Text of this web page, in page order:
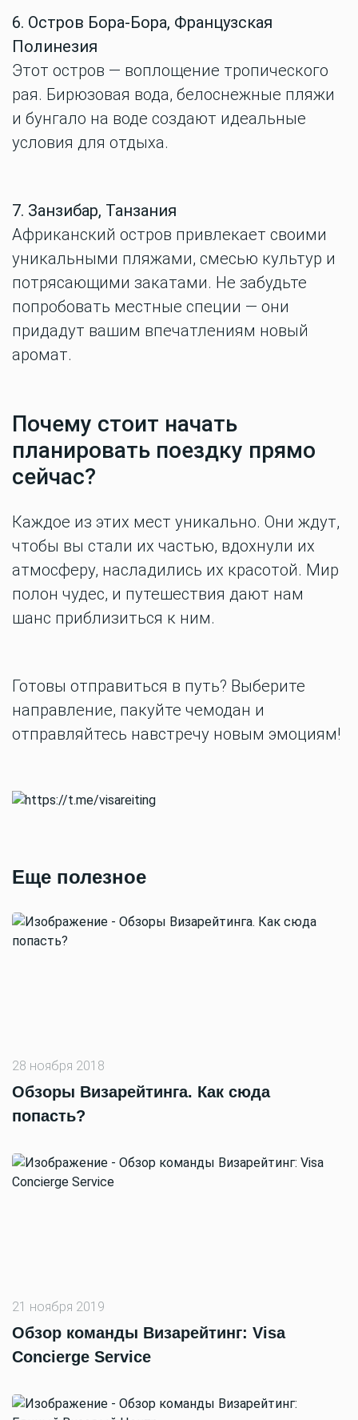
6. Остров Бора-Бора, Французская
Полинезия
Этот остров — воплощение тропического
рая. Бирюзовая вода, белоснежные пляжи
и бунгало на воде создают идеальные
условия для отдыха.
7. Занзибар, Танзания
Африканский остров привлекает своими
уникальными пляжами, смесью культур и
потрясающими закатами. Не забудьте
попробовать местные специи — они
придадут вашим впечатлениям новый
аромат.
Почему стоит начать
планировать поездку прямо
сейчас?
Каждое из этих мест уникально. Они ждут,
чтобы вы стали их частью, вдохнули их
атмосферу, насладились их красотой. Мир
полон чудес, и путешествия дают нам
шанс приблизиться к ним.
Готовы отправиться в путь? Выберите
направление, пакуйте чемодан и
отправляйтесь навстречу новым эмоциям!
Еще полезное
28 ноября 2018
Обзоры Визарейтинга. Как сюда
попасть?
21 ноября 2019
Обзор команды Визарейтинг: Visa
Concierge Service